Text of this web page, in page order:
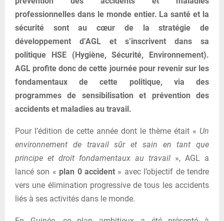
professionnelles dans le monde entier. La santé et la
sécurité sont au cœur de la stratégie de
développement d’AGL et s’inscrivent dans sa
politique HSE (Hygiène, Sécurité, Environnement).
AGL profite donc de cette journée pour revenir sur les
fondamentaux de cette politique, via des
programmes de sensibilisation et prévention des
accidents et maladies au travail.
Pour l’édition de cette année dont le thème était « Un
environnement de travail sûr et sain en tant que
principe et droit fondamentaux au travail », AGL a
lancé son « plan 0 accident » avec l’objectif de tendre
vers une élimination progressive de tous les accidents
liés à ses activités dans le monde.